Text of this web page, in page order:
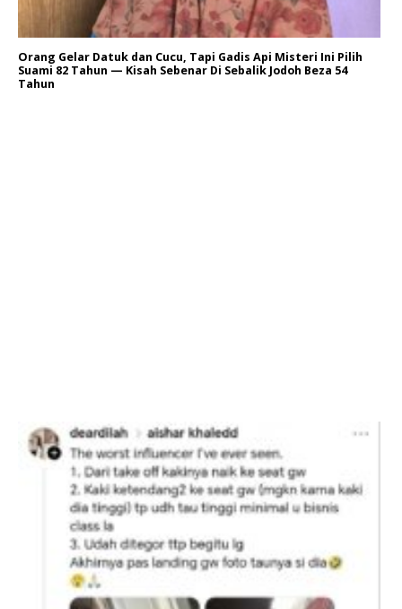
Orang Gelar Datuk dan Cucu, Tapi Gadis Api Misteri Ini Pilih
Suami 82 Tahun — Kisah Sebenar Di Sebalik Jodoh Beza 54
Tahun